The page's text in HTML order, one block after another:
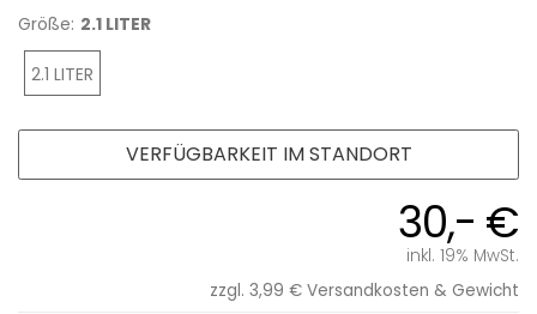
Größe: 2.1 LITER
2.1 LITER
30,- €
inkl. 19% MwSt.
zzgl. 3,99 € Versandkosten & Gewicht
VERFÜGBARKEIT IM STANDORT